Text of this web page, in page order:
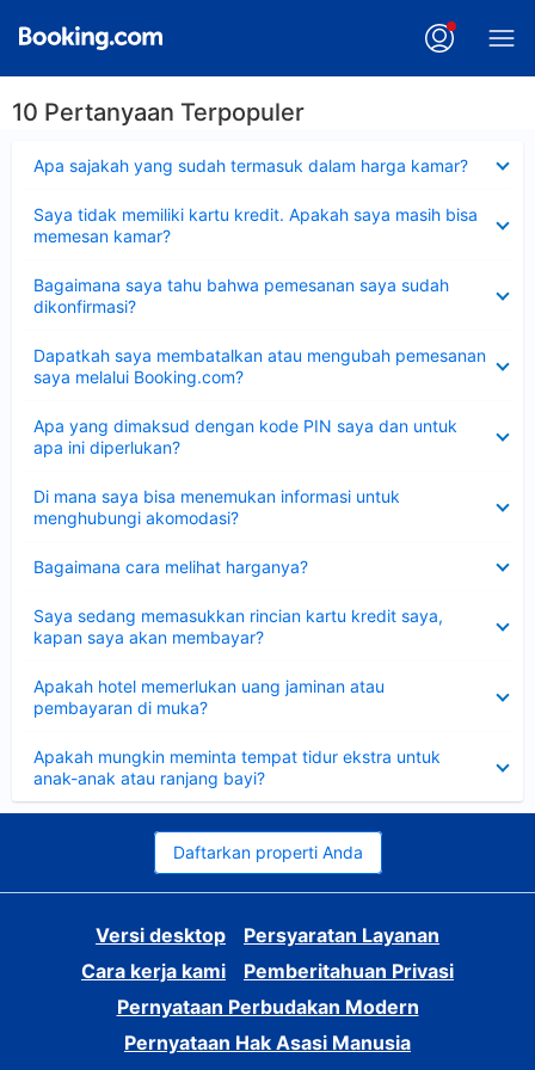
10 Pertanyaan Terpopuler
Apa sajakah yang sudah termasuk dalam harga kamar?
Saya tidak memiliki kartu kredit. Apakah saya masih bisa
memesan kamar?
Bagaimana saya tahu bahwa pemesanan saya sudah
dikonfirmasi?
Dapatkah saya membatalkan atau mengubah pemesanan
saya melalui Booking.com?
Apa yang dimaksud dengan kode PIN saya dan untuk
apa ini diperlukan?
Di mana saya bisa menemukan informasi untuk
menghubungi akomodasi?
Bagaimana cara melihat harganya?
Saya sedang memasukkan rincian kartu kredit saya,
kapan saya akan membayar?
Apakah hotel memerlukan uang jaminan atau
pembayaran di muka?
Apakah mungkin meminta tempat tidur ekstra untuk
anak-anak atau ranjang bayi?
Daftarkan properti Anda
Versi desktop
Persyaratan Layanan
Cara kerja kami
Pemberitahuan Privasi
Pernyataan Perbudakan Modern
Pernyataan Hak Asasi Manusia